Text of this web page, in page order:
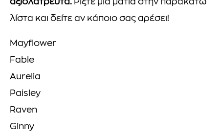
αξιολάτρευτα. Ρίξτε μια ματιά στην παρακάτω
λίστα και δείτε αν κάποιο σας αρέσει!
Mayflower
Fable
Aurelia
Paisley
Raven
Ginny